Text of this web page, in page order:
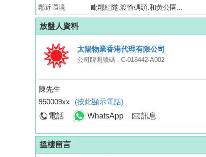
鄰近環境 毗鄰紅隧.渡輸碼頭.和黃公園...
放盤人資料
太陽物業香港代理有限公司
公司牌照號碼 : C-018442-A002
陳先生
950009xx
(按此顯示電話)
電話
WhatsApp 訊息
搵樓留言